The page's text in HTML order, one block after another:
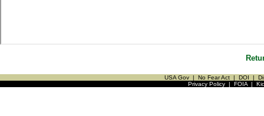
USA Gov | No Fear Act | DOI |
Privacy Policy| FOIA|